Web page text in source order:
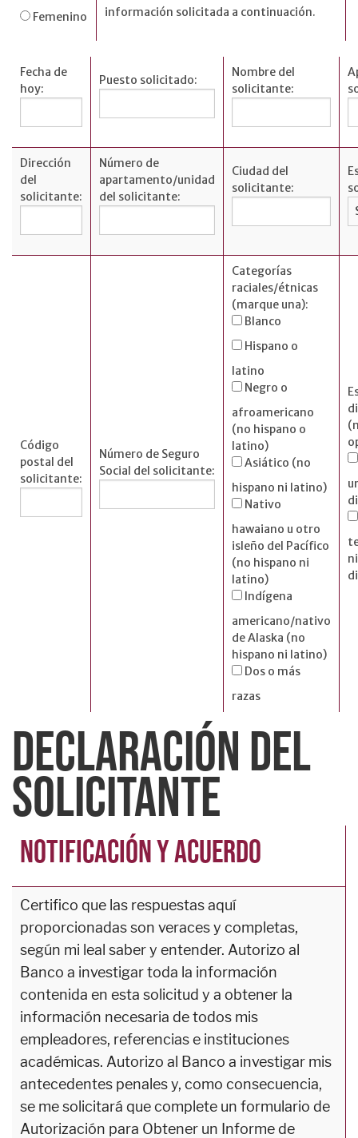
Femenino información solicitada a continuación.
Fecha de
hoy:
Puesto solicitado:
Nombre del
solicitante:
Dirección
del
solicitante:
Número de
apartamento/unidad
del solicitante:
Ciudad del
solicitante:
Código
postal del
solicitante:
Número de Seguro
Social del solicitante:
Categorías
raciales/étnicas
(marque una):
Blanco
Hispano o
latino
Negro o
afroamericano
(no hispano o
latino)
Asiático (no
hispano ni latino)
Nativo
hawaiano u otro
isleño del Pacífico
(no hispano ni
latino)
Indígena
americano/nativo
de Alaska (no
hispano ni latino)
Dos o más
razas
DECLARACIÓN DEL
SOLICITANTE
NOTIFICACIÓN Y ACUERDO
Certifico que las respuestas aquí
proporcionadas son veraces y completas,
según mi leal saber y entender. Autorizo ​​al
Banco a investigar toda la información
contenida en esta solicitud y a obtener la
información necesaria de todos mis
empleadores, referencias e instituciones
académicas. Autorizo ​​al Banco a investigar mis
antecedentes penales y, como consecuencia,
se me solicitará que complete un formulario de
Autorización para Obtener un Informe de